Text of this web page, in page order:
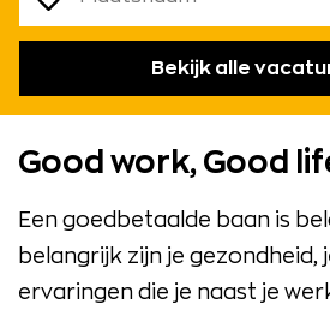
Binnen
straal
Bekijk alle
Good work, Good
Een goedbetaalde baan is
belangrijk zijn je gezondheid,
ervaringen die je naast je